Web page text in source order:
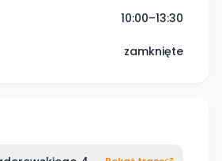
10:00–13:30
zamknięte